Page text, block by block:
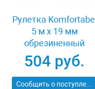
Рулетка Komfortabel
5 м х 19 мм
обрезиненный
корпус Gross 32561
504 руб.
Сообщить о поступлении